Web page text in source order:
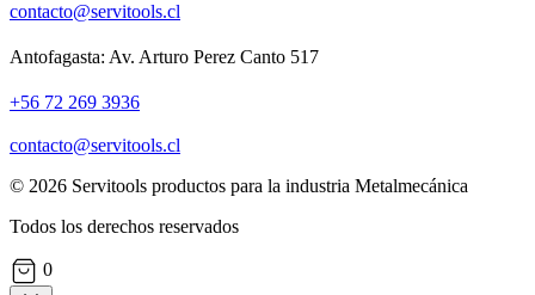
contacto@servitools.cl
Antofagasta: Av. Arturo Perez Canto 517
+56 72 269 3936
contacto@servitools.cl
© 2026 Servitools productos para la industria Metalmecánica
Todos los derechos reservados
0